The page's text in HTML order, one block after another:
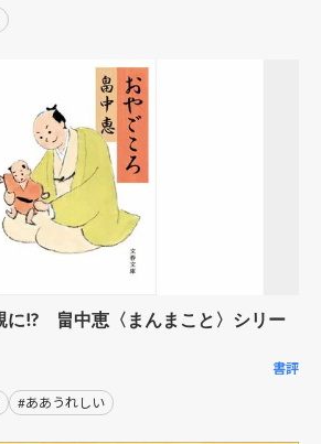
に!? 畠中恵〈まんまこと〉シリー
書評
#ああうれしい